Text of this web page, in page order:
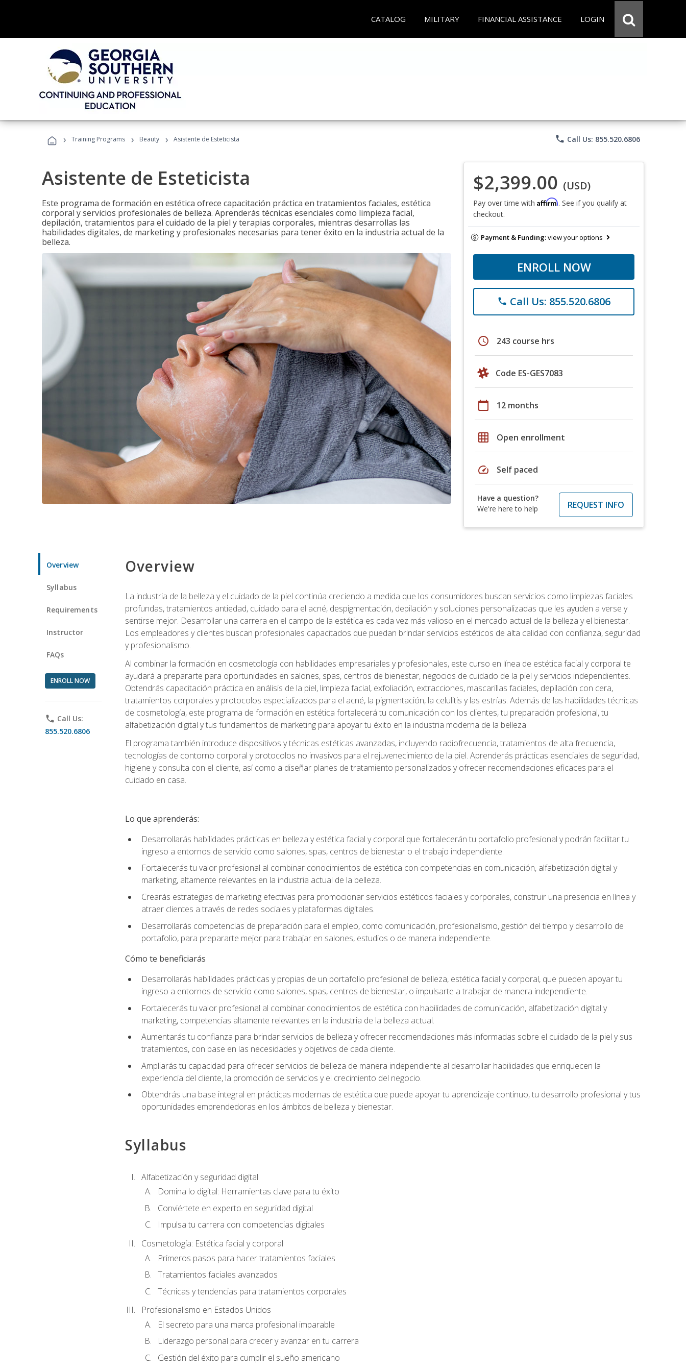
CATALOG MILITARY FINANCIAL ASSISTANCE LOGIN
› Training Programs › Beauty › Asistente de Esteticista phone Call Us: 855.520.6806
Asistente de Esteticista
Este programa de formación en estética ofrece capacitación práctica en tratamientos faciales, estética
corporal y servicios profesionales de belleza. Aprenderás técnicas esenciales como limpieza facial,
depilación, tratamientos para el cuidado de la piel y terapias corporales, mientras desarrollas las
habilidades digitales, de marketing y profesionales necesarias para tener éxito en la industria actual de la
belleza.
$2,399.00 (USD)
Pay over time with Affirm. See if you qualify at
checkout.
Payment & Funding:view your options
ENROLL NOW
phone Call Us: 855.520.6806
schedule 243 course hrs
Code ES-GES7083
calendar_today 12 months
grid_on Open enrollment
speed Self paced
Have a question?
We're here to help
REQUEST INFO
Overview
Syllabus
Requirements
Instructor
FAQs
ENROLL NOW
phone Call Us:
855.520.6806
Overview
La industria de la belleza y el cuidado de la piel continúa creciendo a medida que los consumidores buscan servicios como limpiezas faciales
profundas, tratamientos antiedad, cuidado para el acné, despigmentación, depilación y soluciones personalizadas que les ayuden a verse y
sentirse mejor. Desarrollar una carrera en el campo de la estética es cada vez más valioso en el mercado actual de la belleza y el bienestar.
Los empleadores y clientes buscan profesionales capacitados que puedan brindar servicios estéticos de alta calidad con confianza, seguridad
y profesionalismo.
Al combinar la formación en cosmetología con habilidades empresariales y profesionales, este curso en línea de estética facial y corporal te
ayudará a prepararte para oportunidades en salones, spas, centros de bienestar, negocios de cuidado de la piel y servicios independientes.
Obtendrás capacitación práctica en análisis de la piel, limpieza facial, exfoliación, extracciones, mascarillas faciales, depilación con cera,
tratamientos corporales y protocolos especializados para el acné, la pigmentación, la celulitis y las estrías. Además de las habilidades técnicas
de cosmetología, este programa de formación en estética fortalecerá tu comunicación con los clientes, tu preparación profesional, tu
alfabetización digital y tus fundamentos de marketing para apoyar tu éxito en la industria moderna de la belleza.
El programa también introduce dispositivos y técnicas estéticas avanzadas, incluyendo radiofrecuencia, tratamientos de alta frecuencia,
tecnologías de contorno corporal y protocolos no invasivos para el rejuvenecimiento de la piel. Aprenderás prácticas esenciales de seguridad,
higiene y consulta con el cliente, así como a diseñar planes de tratamiento personalizados y ofrecer recomendaciones eficaces para el
cuidado en casa.
Lo que aprenderás:
Desarrollarás habilidades prácticas en belleza y estética facial y corporal que fortalecerán tu portafolio profesional y podrán facilitar tu
ingreso a entornos de servicio como salones, spas, centros de bienestar o el trabajo independiente.
Fortalecerás tu valor profesional al combinar conocimientos de estética con competencias en comunicación, alfabetización digital y
marketing, altamente relevantes en la industria actual de la belleza.
Crearás estrategias de marketing efectivas para promocionar servicios estéticos faciales y corporales, construir una presencia en línea y
atraer clientes a través de redes sociales y plataformas digitales.
Desarrollarás competencias de preparación para el empleo, como comunicación, profesionalismo, gestión del tiempo y desarrollo de
portafolio, para prepararte mejor para trabajar en salones, estudios o de manera independiente.
Cómo te beneficiarás
Desarrollarás habilidades prácticas y propias de un portafolio profesional de belleza, estética facial y corporal, que pueden apoyar tu
ingreso a entornos de servicio como salones, spas, centros de bienestar, o impulsarte a trabajar de manera independiente.
Fortalecerás tu valor profesional al combinar conocimientos de estética con habilidades de comunicación, alfabetización digital y
marketing, competencias altamente relevantes en la industria de la belleza actual.
Aumentarás tu confianza para brindar servicios de belleza y ofrecer recomendaciones más informadas sobre el cuidado de la piel y sus
tratamientos, con base en las necesidades y objetivos de cada cliente.
Ampliarás tu capacidad para ofrecer servicios de belleza de manera independiente al desarrollar habilidades que enriquecen la
experiencia del cliente, la promoción de servicios y el crecimiento del negocio.
Obtendrás una base integral en prácticas modernas de estética que puede apoyar tu aprendizaje continuo, tu desarrollo profesional y tus
oportunidades emprendedoras en los ámbitos de belleza y bienestar.
Syllabus
Alfabetización y seguridad digital
Domina lo digital: Herramientas clave para tu éxito
Conviértete en experto en seguridad digital
Impulsa tu carrera con competencias digitales
Cosmetología: Estética facial y corporal
Primeros pasos para hacer tratamientos faciales
Tratamientos faciales avanzados
Técnicas y tendencias para tratamientos corporales
Profesionalismo en Estados Unidos
El secreto para una marca profesional imparable
Liderazgo personal para crecer y avanzar en tu carrera
Gestión del éxito para cumplir el sueño americano